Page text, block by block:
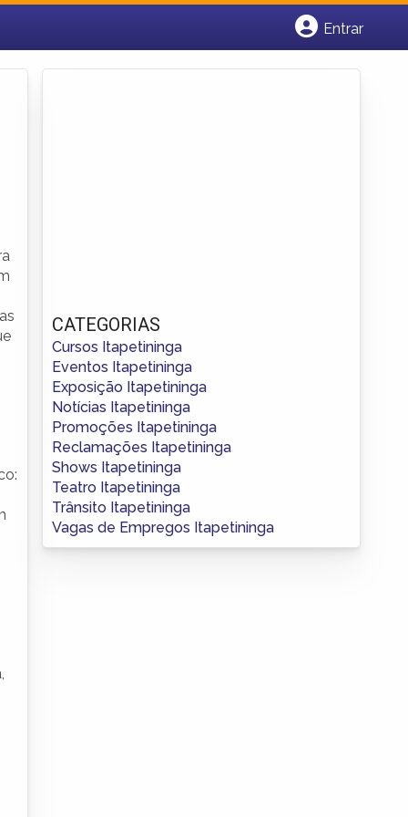
Entrar
CATEGORIAS
Cursos Itapetininga
Eventos Itapetininga
Exposição Itapetininga
Notícias Itapetininga
Promoções Itapetininga
Reclamações Itapetininga
Shows Itapetininga
Teatro Itapetininga
Trânsito Itapetininga
Vagas de Empregos Itapetininga